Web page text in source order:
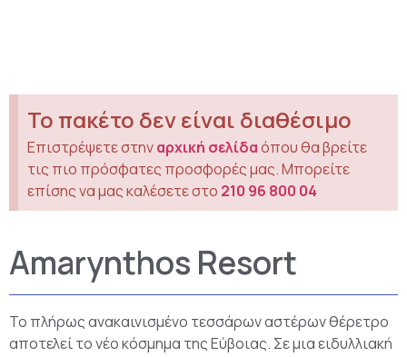
Το πακέτο δεν είναι διαθέσιμο
Επιστρέψετε στηναρχική σελίδαόπου θα βρείτε
τις πιο πρόσφατες προσφορές μας. Μπορείτε
επίσης να μας καλέσετε στο 210 96 800 04
Amarynthos Resort
Το πλήρως ανακαινισμένο τεσσάρων αστέρων θέρετρο
αποτελεί το νέο κόσμημα της Εύβοιας. Σε μια ειδυλλιακή